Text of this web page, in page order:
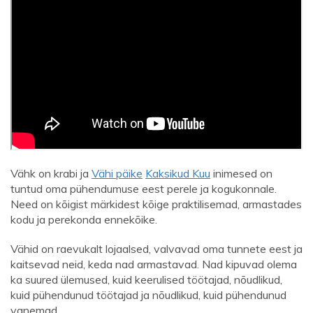
Vähk on krabi ja Vähi päike Kaksikud Kuu inimesed on
tuntud oma pühendumuse eest perele ja kogukonnale.
Need on kõigist märkidest kõige praktilisemad, armastades
kodu ja perekonda ennekõike.
Vähid on raevukalt lojaalsed, valvavad oma tunnete eest ja
kaitsevad neid, keda nad armastavad. Nad kipuvad olema
ka suured ülemused, kuid keerulised töötajad, nõudlikud,
kuid pühendunud töötajad ja nõudlikud, kuid pühendunud